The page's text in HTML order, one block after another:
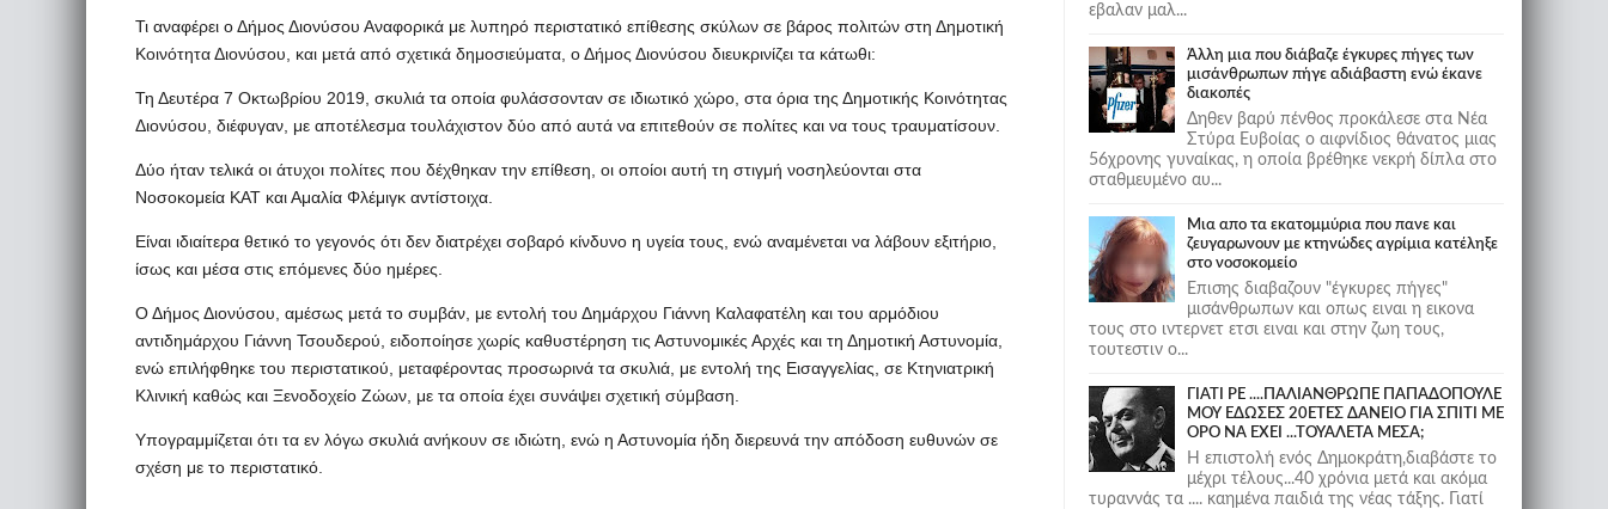
Τι αναφέρει ο Δήμος Διονύσου Αναφορικά με λυπηρό περιστατικό επίθεσης σκύλων σε βάρος πολιτών στη Δημοτική
Κοινότητα Διονύσου, και μετά από σχετικά δημοσιεύματα, ο Δήμος Διονύσου διευκρινίζει τα κάτωθι:
Τη Δευτέρα 7 Οκτωβρίου 2019, σκυλιά τα οποία φυλάσσονταν σε ιδιωτικό χώρο, στα όρια της Δημοτικής Κοινότητας
Διονύσου, διέφυγαν, με αποτέλεσμα τουλάχιστον δύο από αυτά να επιτεθούν σε πολίτες και να τους τραυματίσουν.
Δύο ήταν τελικά οι άτυχοι πολίτες που δέχθηκαν την επίθεση, οι οποίοι αυτή τη στιγμή νοσηλεύονται στα
Νοσοκομεία ΚΑΤ και Αμαλία Φλέμιγκ αντίστοιχα.
Είναι ιδιαίτερα θετικό το γεγονός ότι δεν διατρέχει σοβαρό κίνδυνο η υγεία τους, ενώ αναμένεται να λάβουν εξιτήριο,
ίσως και μέσα στις επόμενες δύο ημέρες.
Ο Δήμος Διονύσου, αμέσως μετά το συμβάν, με εντολή του Δημάρχου Γιάννη Καλαφατέλη και του αρμόδιου
αντιδημάρχου Γιάννη Τσουδερού, ειδοποίησε χωρίς καθυστέρηση τις Αστυνομικές Αρχές και τη Δημοτική Αστυνομία,
ενώ επιλήφθηκε του περιστατικού, μεταφέροντας προσωρινά τα σκυλιά, με εντολή της Εισαγγελίας, σε Κτηνιατρική
Κλινική καθώς και Ξενοδοχείο Ζώων, με τα οποία έχει συνάψει σχετική σύμβαση.
Υπογραμμίζεται ότι τα εν λόγω σκυλιά ανήκουν σε ιδιώτη, ενώ η Αστυνομία ήδη διερευνά την απόδοση ευθυνών σε
σχέση με το περιστατικό.
εβαλαν μαλ...
Άλλη μια που διάβαζε έγκυρες πήγες των
μισάνθρωπων πήγε αδιάβαστη ενώ έκανε
διακοπές
Δηθεν βαρύ πένθος προκάλεσε στα Νέα
Στύρα Ευβοίας ο αιφνίδιος θάνατος μιας
56χρονης γυναίκας, η οποία βρέθηκε νεκρή δίπλα στο
σταθμευμένο αυ...
Μια απο τα εκατομμύρια που πανε και
ζευγαρωνουν με κτηνώδες αγρίμια κατέληξε
στο νοσοκομείο
Επισης διαβαζουν "έγκυρες πήγες"
μισάνθρωπων και οπως ειναι η εικονα
τους στο ιντερνετ ετσι ειναι και στην ζωη τους,
τουτεστιν ο...
ΓΙΑΤΙ ΡΕ ....ΠΑΛΙΑΝΘΡΩΠΕ ΠΑΠΑΔΟΠΟΥΛΕ
ΜΟΥ ΕΔΩΣΕΣ 20ΕΤΕΣ ΔΑΝΕΙΟ ΓΙΑ ΣΠΙΤΙ ΜΕ
ΟΡΟ ΝΑ ΕΧΕΙ ...ΤΟΥΑΛΕΤΑ ΜΕΣΑ;
Η επιστολή ενός Δημοκράτη,διαβάστε το
μέχρι τέλους...40 χρόνια μετά και ακόμα
τυραννάς τα .... καημένα παιδιά της νέας τάξης. Γιατί